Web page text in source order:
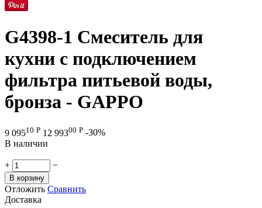
G4398-1 Смеситель для
кухни с подключением
фильтра питьевой воды,
бронза - GAPPO
9 09510 Р 12 99300 Р -30%
В наличии
+ −
В корзину
Отложить Сравнить
Доставка